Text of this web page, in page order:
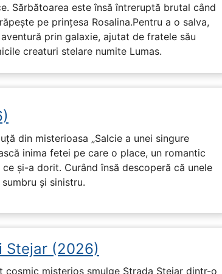
Sărbătoarea este însă întreruptă brutal când
pe prinţesa Rosalina.Pentru a o salva,
prin galaxie, ajutat de fratele său
creaturi stelare numite Lumas.
din misterioasa „Salcie a unei singure
inima fetei pe care o place, un romantic
și-a dorit. Curând însă descoperă că unele
și sinistru.
Stejar (2026)
cosmic misterios smulge Strada Stejar dintr-o